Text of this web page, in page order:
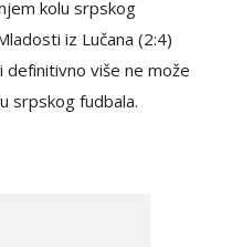
kolu srpskog
iz Lučana (2:4)
više ne može
srpskog fudbala.